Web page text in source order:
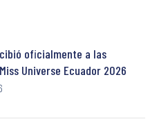
oficialmente a las
Universe Ecuador 2026